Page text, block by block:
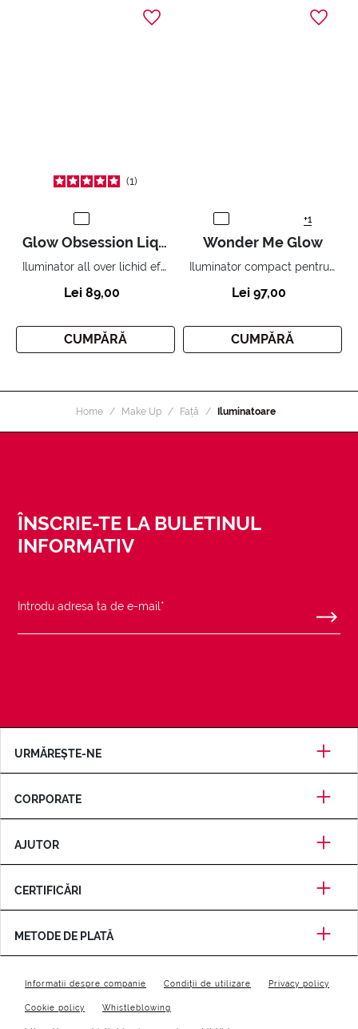
1
Glow Obsession Liquid Highlighter
Iluminator all over lichid efect metalic.
Lei 89,00
CUMPĂRĂ
+1
Wonder Me Glow
Iluminator compact pentru față cu efect zero pudră
Lei 97,00
CUMPĂRĂ
Home Make Up Față Iluminatoare
ÎNSCRIE-TE LA BULETINUL
INFORMATIV
URMĂREȘTE-NE
CORPORATE
AJUTOR
CERTIFICĂRI
METODE DE PLATĂ
Informatii despre companie Condiții de utilizare Privacy policy
Cookie policy Whistleblowing